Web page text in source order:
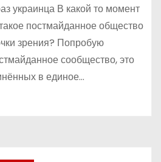
украинца В какой то момент
постмайданное общество
зрения? Попробую
сообщество, это
в единое…